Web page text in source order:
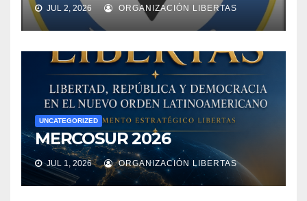
JUL 2, 2026 ORGANIZACIÓN LIBERTAS
UNCATEGORIZED
MERCOSUR 2026
JUL 1, 2026 ORGANIZACIÓN LIBERTAS